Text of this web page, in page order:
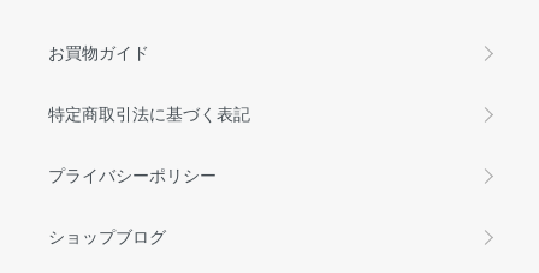
お買物ガイド
特定商取引法に基づく表記
プライバシーポリシー
ショップブログ